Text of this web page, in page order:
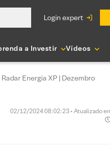
login expert
a Investir Vídeos
Energia XP | Dezembro
02/12/2024 08:02:23 • Atualizado